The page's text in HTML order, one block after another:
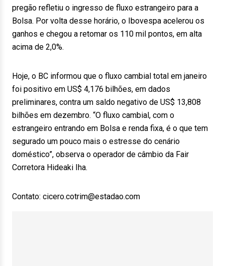
pregão refletiu o ingresso de fluxo estrangeiro para a
Bolsa. Por volta desse horário, o Ibovespa acelerou os
ganhos e chegou a retomar os 110 mil pontos, em alta
acima de 2,0%.
Hoje, o BC informou que o fluxo cambial total em janeiro
foi positivo em US$ 4,176 bilhões, em dados
preliminares, contra um saldo negativo de US$ 13,808
bilhões em dezembro. “O fluxo cambial, com o
estrangeiro entrando em Bolsa e renda fixa, é o que tem
segurado um pouco mais o estresse do cenário
doméstico”, observa o operador de câmbio da Fair
Corretora Hideaki Iha.
Contato: cicero.cotrim@estadao.com